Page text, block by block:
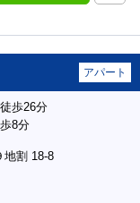
アパート
歩26分
8分
地割 18-8